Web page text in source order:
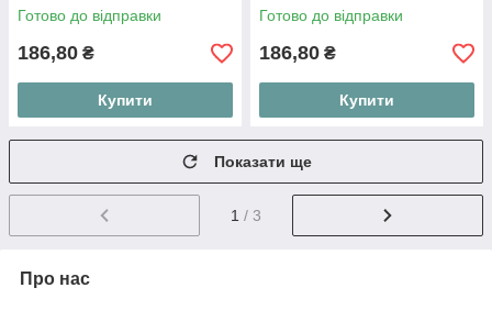
Готово до відправки
186,80 ₴
Купити
Готово до відправки
186,80 ₴
Купити
Показати ще
1 / 3
Про нас